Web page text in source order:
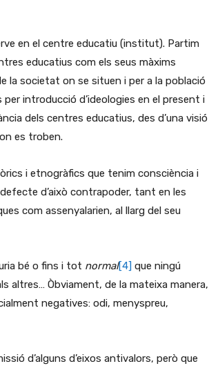
en el centre educatiu (institut). Partim
educatius com els seus màxims
la societat on se situen i per a la població
introducció d’ideologies en el present i
dels centres educatius, des d’una visió
es troben.
i etnogràfics que tenim consciència i
d’això contrapoder, tant en les
com assenyalarien, al llarg del seu
bé o fins i tot normal[4] que ningú
altres… Òbviament, de la mateixa manera,
negatives: odi, menyspreu,
d’alguns d’eixos antivalors, però que